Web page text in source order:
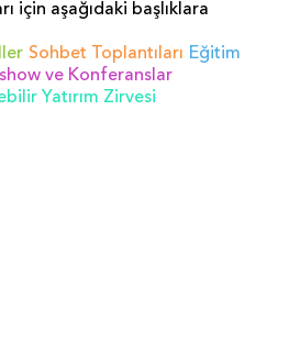
için aşağıdaki başlıklara
Sohbet Toplantıları Eğitim
ve Konferanslar
Yatırım Zirvesi